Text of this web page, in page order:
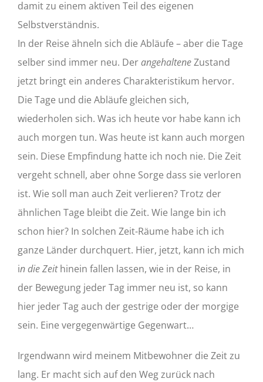
damit zu einem aktiven Teil des eigenen
Selbstverständnis.
In der Reise ähneln sich die Abläufe – aber die Tage
selber sind immer neu. DerangehalteneZustand
jetzt bringt ein anderes Charakteristikum hervor.
Die Tage und die Abläufe gleichen sich,
wiederholen sich. Was ich heute vor habe kann ich
auch morgen tun. Was heute ist kann auch morgen
sein. Diese Empfindung hatte ich noch nie. Die Zeit
vergeht schnell, aber ohne Sorge dass sie verloren
ist. Wie soll man auch Zeit verlieren? Trotz der
ähnlichen Tage bleibt die Zeit. Wie lange bin ich
schon hier? In solchen Zeit-Räume habe ich ich
ganze Länder durchquert. Hier, jetzt, kann ich mich
in die Zeithinein fallen lassen, wie in der Reise, in
der Bewegung jeder Tag immer neu ist, so kann
hier jeder Tag auch der gestrige oder der morgige
sein. Eine vergegenwärtige Gegenwart…
Irgendwann wird meinem Mitbewohner die Zeit zu
lang. Er macht sich auf den Weg zurück nach